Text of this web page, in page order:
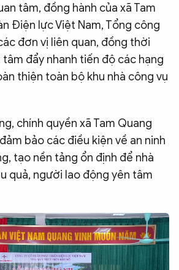
tâm, đồng hành của xã Tam
Điện lực Việt Nam, Tổng công
đơn vị liên quan, đồng thời
đẩy nhanh tiến độ các hạng
thiện toàn bộ khu nhà công vụ
chính quyền xã Tam Quang
bảo các điều kiện về an ninh
tạo nền tảng ổn định để nhà
quả, người lao động yên tâm